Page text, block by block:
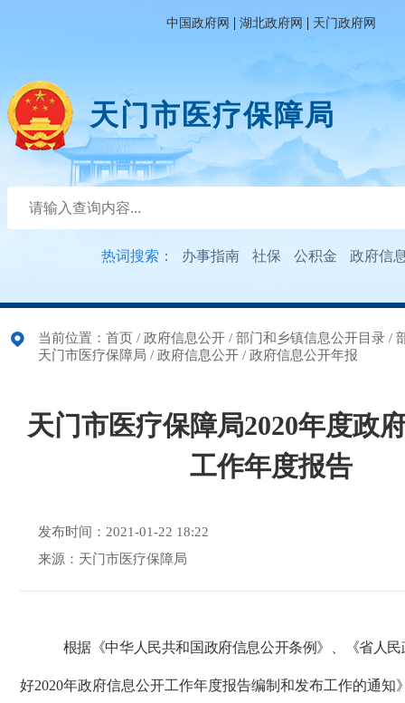
中国政府网 | 湖北政府网 | 天门政府网
天门市医疗保障局
热词搜索： 办事指南 社保 公积金 政府信
当前位置： 首页 / 政府信息公开 / 部门和乡镇信息公开目录 /
天门市医疗保障局 / 政府信息公开 / 政府信息公开年报
天门市医疗保障局2020年度政
工作年度报告
发布时间：2021-01-22 18:22
来源：天门市医疗保障局
根据《中华人民共和国政府信息公开条例》、《省人
好2020年政府信息公开工作年度报告编制和发布工作的通知